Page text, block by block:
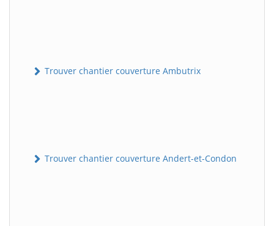
Trouver chantier couverture Ambutrix
Trouver chantier couverture Andert-et-Condon